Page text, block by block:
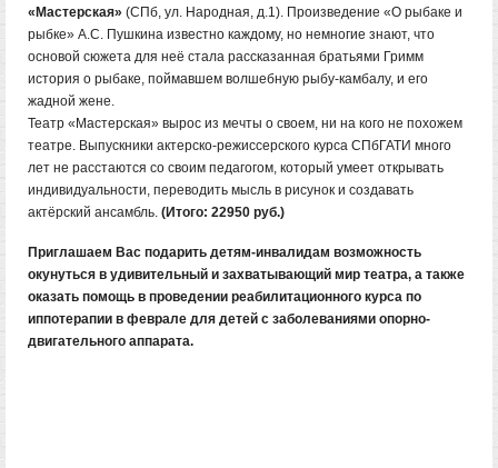
«Мастерская» (СПб, ул. Народная, д.1). Произведение «О рыбаке и
рыбке» А.С. Пушкина известно каждому, но немногие знают, что
основой сюжета для неё стала рассказанная братьями Гримм
история о рыбаке, поймавшем волшебную рыбу-камбалу, и его
жадной жене.
Театр «Мастерская» вырос из мечты о своем, ни на кого не похожем
театре. Выпускники актерско-режиссерского курса СПбГАТИ много
лет не расстаются со своим педагогом, который умеет открывать
индивидуальности, переводить мысль в рисунок и создавать
актёрский ансамбль. (Итого: 22950 руб.)
Приглашаем Вас подарить детям-инвалидам возможность
окунуться в удивительный и захватывающий мир театра, а также
оказать помощь в проведении реабилитационного курса по
иппотерапии в феврале для детей с заболеваниями опорно-
двигательного аппарата.